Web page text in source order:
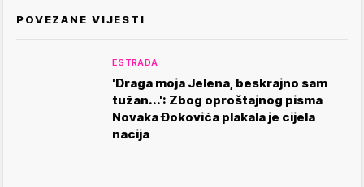
POVEZANE VIJESTI
ESTRADA
'Draga moja Jelena, beskrajno sam
tužan...': Zbog oproštajnog pisma
Novaka Đokovića plakala je cijela
nacija